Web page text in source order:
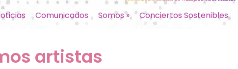
Comunicados Somos» Conciertos Sostenibles
artistas